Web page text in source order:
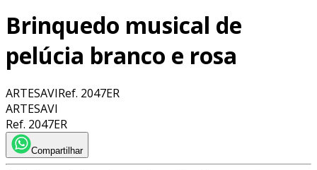
Brinquedo musical de
pelúcia branco e rosa
ARTESAVIRef. 2047ER
ARTESAVI
Ref. 2047ER
Compartilhar